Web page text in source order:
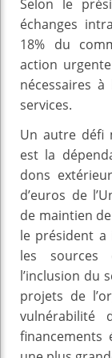
Selon le
échanges
18% du
action
nécessaires
services.
Un autre défi
est la
dons
d’euros de
de maintien
le président a
les sources
l’inclusion du
projets de
vulnérabilité
financements